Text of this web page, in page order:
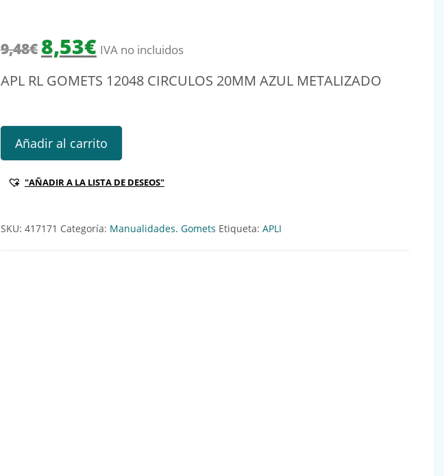
9,48€ El precio original era: 9,48€.
8,53€El precio actual es: 8,53€.
IVA no incluidos
APL RL GOMETS 12048 CIRCULOS 20MM AZUL METALIZADO
APL RL GOMETS 12048 CIRCULOS 20MM AZUL METALIZADO Ref:417171 cantidad
Añadir al carrito
"AÑADIR A LA LISTA DE DESEOS"
SKU: 417171 Categoría: Manualidades. Gomets Etiqueta: APLI